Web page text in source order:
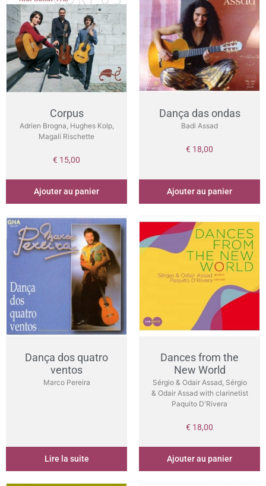
Corpus
Adrien Brogna, Hughes Kolp,
Magali Rischette
€ 15,00
Ajouter au panier
Dança das ondas
Badi Assad
€ 18,00
Ajouter au panier
Dança dos quatro
ventos
Marco Pereira
Lire la suite
Dances from the
New World
Sérgio & Odair Assad, Sérgio
& Odair Assad with clarinetist
Paquito D'Rivera
€ 18,00
Ajouter au panier